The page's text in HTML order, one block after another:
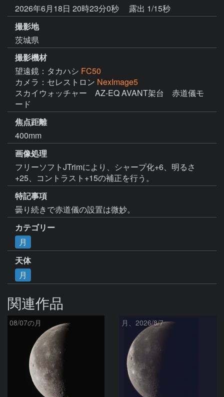
2026年6月18日 20時23分0秒
露出 1/15秒
撮影地
茨城県
撮影機材
望遠鏡：タカハシ FC50
カメラ：セレストロン NexImage5
スカイウォッチャー　AZ-EQ AVANT架台　赤道儀モ
ード
焦点距離
400mm
画像処理
フリーソフトJTrimにより、シャープ化+6、明るさ
+25、コントラスト+15の補正を行う。
特記事項
曇り続きで赤道儀の設置は微妙。
カテゴリー
月
天体
月
関連作品
08/07の月 月、2026/8/7